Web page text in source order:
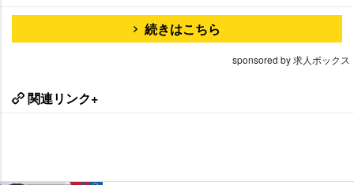
続きはこちら
sponsored by 求人ボックス
関連リンク+